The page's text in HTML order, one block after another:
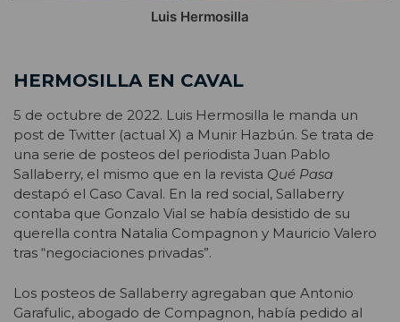
Luis Hermosilla
HERMOSILLA EN CAVAL
5 de octubre de 2022. Luis Hermosilla le manda un
post de Twitter (actual X) a Munir Hazbún. Se trata de
una serie de posteos del periodista Juan Pablo
Sallaberry, el mismo que en la revista Qué Pasa
destapó el Caso Caval. En la red social, Sallaberry
contaba que Gonzalo Vial se había desistido de su
querella contra Natalia Compagnon y Mauricio Valero
tras “negociaciones privadas”.
Los posteos de Sallaberry agregaban que Antonio
Garafulic, abogado de Compagnon, había pedido al